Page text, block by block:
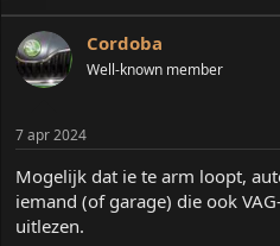
Cordoba
Well-known member
7 apr 2024
Mogelijk dat ie te arm loopt,
iemand (of garage) die ook
uitlezen.